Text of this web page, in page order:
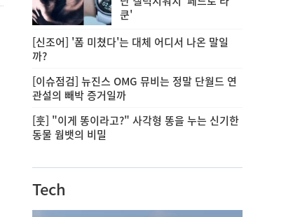
쿤'
[신조어] '폼 미쳤다'는 대체 어디서 나온 말일
까?
[이슈점검] 뉴진스 OMG 뮤비는 정말 단월드 연
관설의 빼박 증거일까
[훗] "이게 똥이라고?" 사각형 똥을 누는 신기한
동물 웜뱃의 비밀
Tech